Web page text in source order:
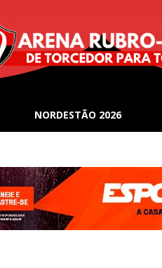
NORDESTÃO 2026